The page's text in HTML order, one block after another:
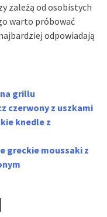
zależą od osobistych
warto próbować
odpowiadają
grillu
czerwony z uszkami
knedle z
greckie moussaki z